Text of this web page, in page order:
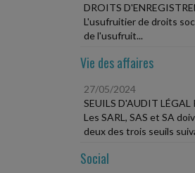
DROITS
L'usufruitier de droits
de l'usufruit...
Vie des affaires
27/05/2024
SEUILS D'AUDIT LÉGAL
Les SARL, SAS et SA
deux des trois seuils
Social